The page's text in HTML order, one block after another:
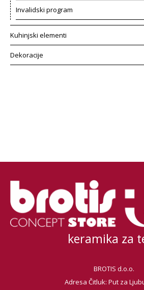
Invalidski program
Kuhinjski elementi
Dekoracije
keramika za
BROTIS d.o.o.
Adresa Čitluk: Put za